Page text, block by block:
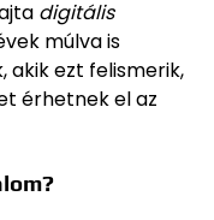
digitális
múlva is
akik ezt felismerik,
érhetnek el az